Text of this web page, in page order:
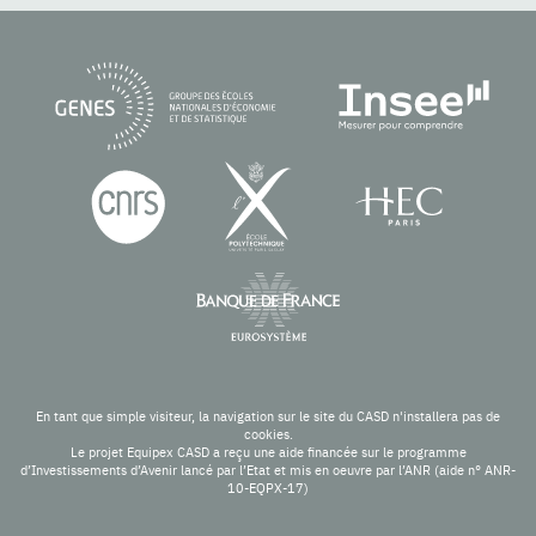
En tant que simple visiteur, la navigation sur le site du CASD n'installera pas de
cookies.
Le projet Equipex CASD a reçu une aide financée sur le programme
d’Investissements d’Avenir lancé par l’Etat et mis en oeuvre par l’ANR (aide n° ANR-
10-EQPX-17)